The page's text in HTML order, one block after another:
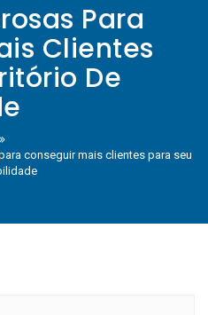
Para
Clientes
De
conseguir mais clientes para seu